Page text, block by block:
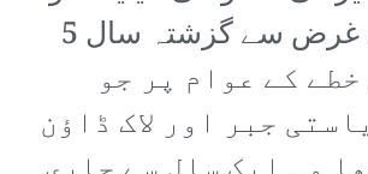
ختم کرنے کی غرض سے گزشتہ سال 5
کے عوام پر جو
جبر اور لاک ڈاؤن